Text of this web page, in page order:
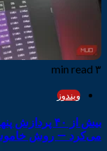
۳ min read
ویندوز
می‌کرد — روش